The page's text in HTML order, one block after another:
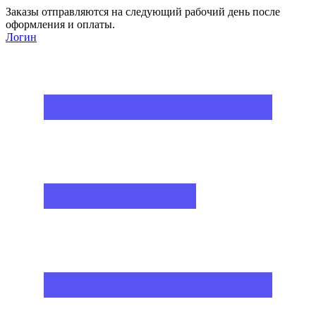
Заказы отправляются на следующий рабочий день после
оформления и оплаты.
Логин